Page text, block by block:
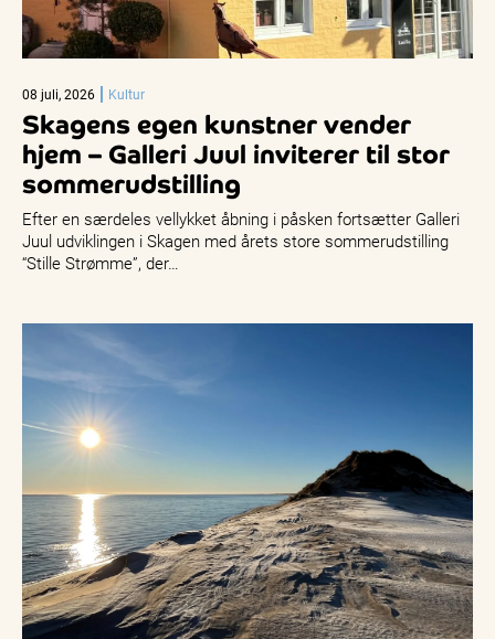
08 juli, 2026 Kultur
Skagens egen kunstner vender
hjem – Galleri Juul inviterer til stor
sommerudstilling
Efter en særdeles vellykket åbning i påsken fortsætter Galleri
Juul udviklingen i Skagen med årets store sommerudstilling
“Stille Strømme”, der…